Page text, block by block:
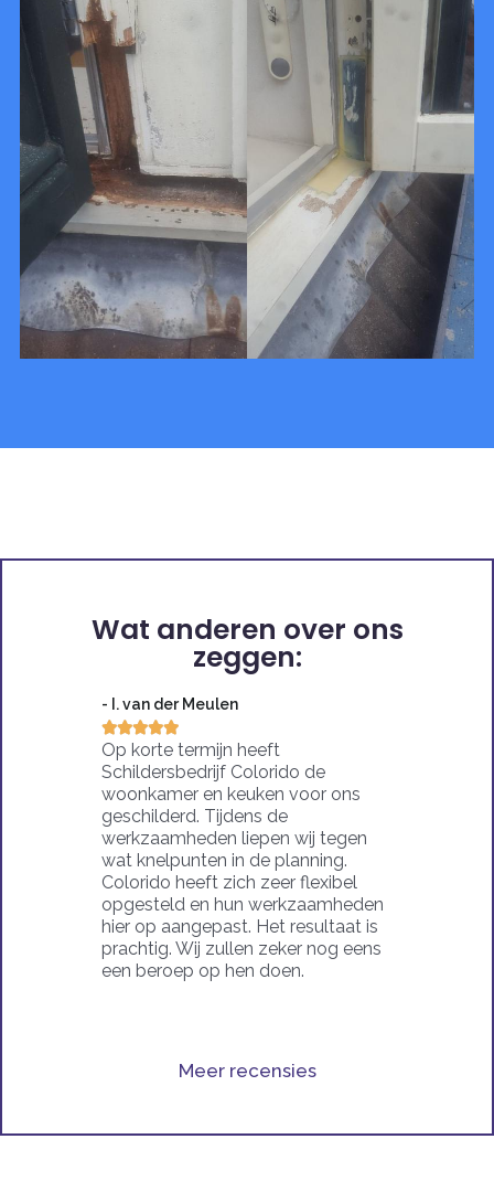
Wat anderen over ons
zeggen:
- I. van der Meulen

Op korte termijn heeft
Schildersbedrijf Colorido de
woonkamer en keuken voor ons
geschilderd. Tijdens de
werkzaamheden liepen wij tegen
wat knelpunten in de planning.
Colorido heeft zich zeer flexibel
opgesteld en hun werkzaamheden
hier op aangepast. Het resultaat is
prachtig. Wij zullen zeker nog eens
een beroep op hen doen.
Meer recensies